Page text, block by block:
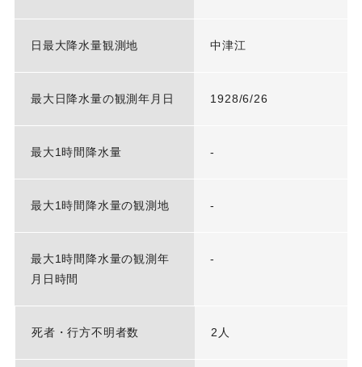
日最大降水量観測地 中津江
最大日降水量の観測年月日 1928/6/26
最大1時間降水量 -
最大1時間降水量の観測地 -
最大1時間降水量の観測年
月日時間
-
死者・行方不明者数 2人